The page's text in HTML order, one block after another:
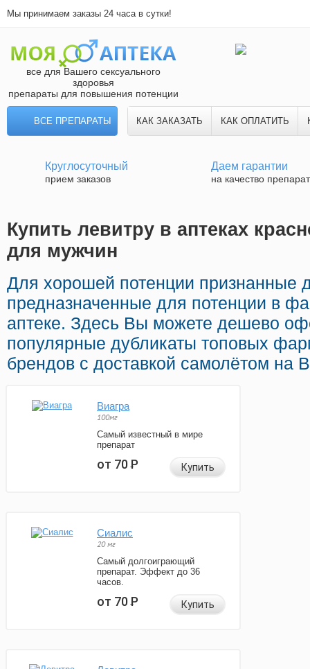
Мы принимаем заказы 24 часа в сутки!
все для Вашего сексуального
здоровья
препараты для повышения потенции
ВСЕ ПРЕПАРАТЫ КАК ЗАКАЗАТЬ КАК ОПЛАТИТЬ
Круглосуточный
прием заказов
Даем гарантии
на качество
Купить левитру в аптеках
для мужчин
Для хорошей потенции признанные
предназначенные для потенции в
аптеке. Здесь Вы можете дешево
популярные дубликаты топовых
брендов с доставкой самолётом на
Виагра
100мг
Самый известный в мире
препарат
от 70Р Купить
Сиалис
20 мг
Самый долгоиграющий
препарат. Эффект до 36
часов.
от 70Р Купить